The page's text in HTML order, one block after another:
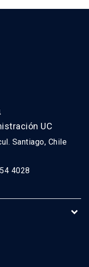
UC
Santiago, Chile
4028